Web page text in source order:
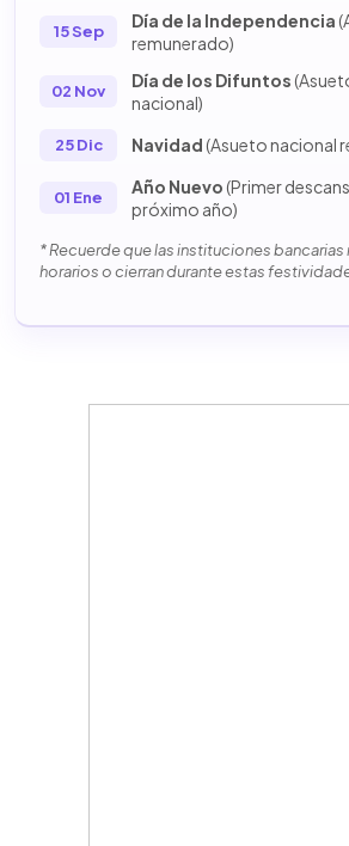
15 Sep
Día de la Independencia
remunerado)
02 Nov
Día de los Difuntos
nacional)
25 Dic Navidad(Asueto nacional
01 Ene
Año Nuevo(Primer
próximo año)
* Recuerde que las instituciones
horarios o cierran durante estas